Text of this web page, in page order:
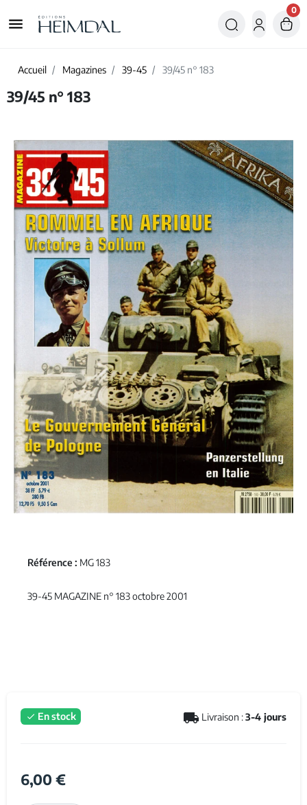
menu
0
Accueil Magazines 39-45 39/45 n° 183
39/45 n° 183
Référence : MG 183
39-45 MAGAZINE n° 183 octobre 2001
 En stock local_shipping Livraison :3-4 jours
6,00 €